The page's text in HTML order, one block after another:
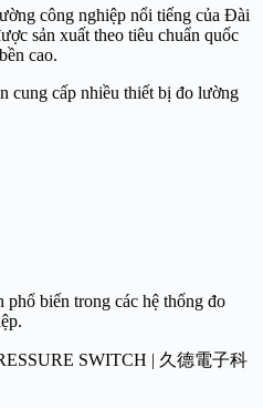
công nghiệp nổi tiếng của Đài
sản xuất theo tiêu chuẩn quốc
cao.
cung cấp nhiều thiết bị đo lường
phổ biến trong các hệ thống đo